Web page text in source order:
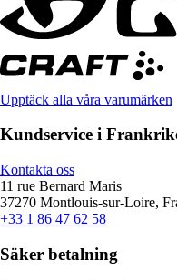
Upptäck alla våra varumärken
Kundservice i
Kontakta oss
11 rue Bernard Maris
37270 Montlouis-sur-Loire,
+33 1 86 47 62 58
Säker betalning